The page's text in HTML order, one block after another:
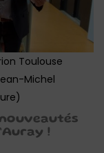
Toulouse
Michel
!